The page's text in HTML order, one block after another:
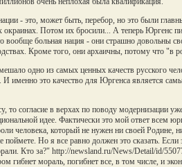
- это, может быть, перебор, но это были
окраинах. Потом их бросили... А теперь Юргенс
вообще больная нация - они страшно довольны
Кроме того, они архаичны, потому что "в
одно из самых ценных качеств русского
именно это качество для Юргенса является
то согласие в верхах по поводу модернизации
идее. Фактически это мой ответ всем
человека, который не нужен ни своей Родине,
Но я все равно должен это сказать.
Кто за?" http://newsland.ru/News/Detail/id/
гибнет мораль, погибнет все, в том числе, и